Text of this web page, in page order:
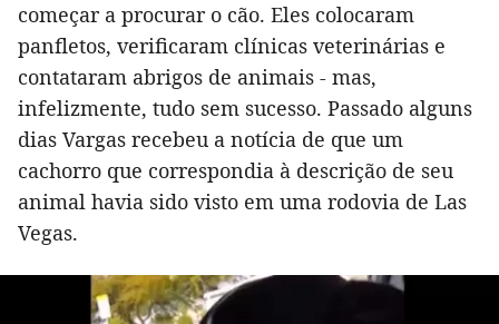
começar a procurar o cão. Eles colocaram
panfletos, verificaram clínicas veterinárias e
contataram abrigos de animais - mas,
infelizmente, tudo sem sucesso. Passado alguns
dias Vargas recebeu a notícia de que um
cachorro que correspondia à descrição de seu
animal havia sido visto em uma rodovia de Las
Vegas.